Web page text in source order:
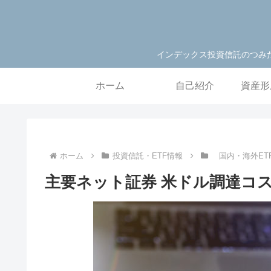
インデックス投資信託のつ
ホーム 自己紹介 資産
ホーム 投資信託・ETF情報 国内・海外
主要ネット証券 米ドル調達コ